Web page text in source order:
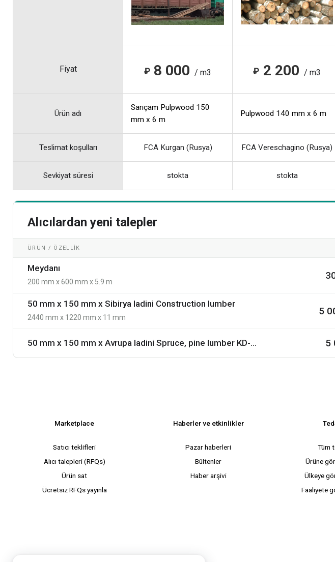
Fiyat ₽ 8 000 / m3 ₽ 2 200 / m3
Ürün adı
Sarıçam Pulpwood 150
mm x 6 m
Pulpwood 140 mm x 6 m
Teslimat koşulları FCA Kurgan (Rusya) FCA Vereschagino (Rusya)
Sevkiyat süresi stokta stokta
Alıcılardan yeni talepler
ÜRÜN / ÖZELLIK
Meydanı
200 mm x 600 mm x 5.9 m
50 mm x 150 mm x Sibirya ladini Construction lumber
2440 mm x 1220 mm x 11 mm
5
50 mm x 150 mm x Avrupa ladini Spruce, pine lumber KD-18% +-2 5
Marketplace
Satıcı teklifleri
Alıcı talepleri (RFQs)
Ürün sat
Ücretsiz RFQs yayınla
Haberler ve etkinlikler
Pazar haberleri
Bültenler
Haber arşivi
Tüm
Ürüne
Ülkeye
Faaliyete